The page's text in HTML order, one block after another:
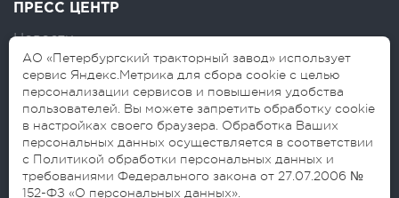
ПРЕСС ЦЕНТР
Новости
Логотипы
Блог
АО «Петербургский тракторный завод» использует
сервис Яндекс.Метрика для сбора cookie с целью
персонализации сервисов и повышения удобства
пользователей. Вы можете запретить обработку cookie
в настройках своего браузера. Обработка Ваших
персональных данных осуществляется в соответствии
с Политикой обработки персональных данных и
требованиями Федерального закона от 27.07.2006 №
152-ФЗ «О персональных данных».